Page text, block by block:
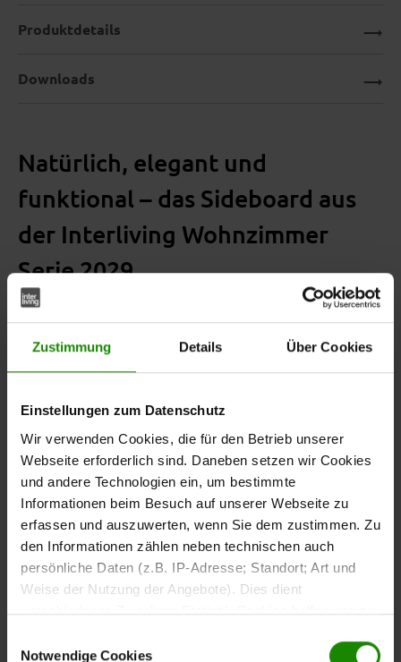
Zustimmung Details Über Cookies
Einstellungen zum Datenschutz
Wir verwenden Cookies, die für den Betrieb unserer
Webseite erforderlich sind. Daneben setzen wir Cookies
und andere Technologien ein, um bestimmte
Informationen beim Besuch auf unserer Webseite zu
erfassen und auszuwerten, wenn Sie dem zustimmen. Zu
den Informationen zählen neben technischen auch
persönliche Daten (z.B. IP-Adresse; Standort; Art und
Weise der Nutzung der Angebote). Dies dient
verschiedenen Zwecken: Statistik Cookies helfen uns zu
nutzen, indem sie Informationen sammeln und sie
Notwendige Cookies
Natürlich, elegant und
funktional – das Sideboard aus
der Interliving Wohnzimmer
Serie 2029
Das
Sideboard aus der Interliving Wohnzimmer Serie
kombiniert natürliche Materialien mit einem klaren,
modernen Design.
Fronten aus massiver gebürsteter
Wildeicheund einKorpus mit Wildeichefurniersorgen
vielseitig in dein Zuhause integrieren lässt.
Mit Maßen von ca.178 x 86 x 42 cm (B/LxHxT)bietet dir
das Sideboard viel Stauraum für Geschirr,
Wohnaccessoires oder andere Alltagsgegenstände.
Hinter drei Holztürenstehen dir jeweils zwei
einer Glastür befinden sich ein weiterer
Produktdetails
Downloads